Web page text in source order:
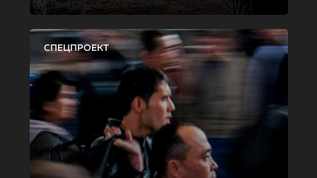
СПЕЦПРОЕКТ